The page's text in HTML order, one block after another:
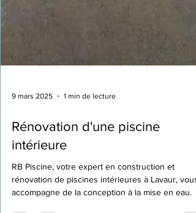
Rénovation d'une piscine
RB Piscine, votre expert en construction et
rénovation de piscines intérieures à Lavaur, vous